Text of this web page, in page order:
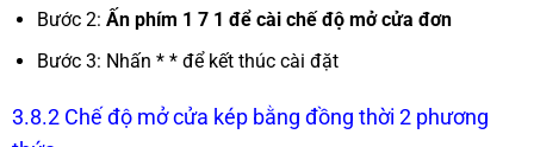
Bước 2: Ấn phím 1 7 1 để cài chế độ mở cửa đơn
Bước 3: Nhấn * * để kết thúc cài đặt
3.8.2 Chế độ mở cửa kép bằng đồng thời 2 phương